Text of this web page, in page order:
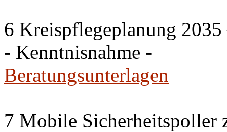
6 Kreispflegeplanung
- Kenntnisnahme -
Beratungsunterlagen
7 Mobile Sicherheitspoller